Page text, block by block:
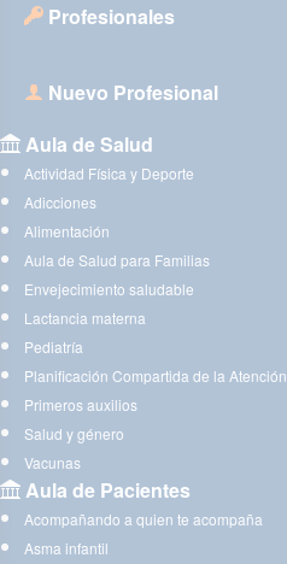
Profesionales
Nuevo Profesional
Aula de Salud
Actividad Física y Deporte
Adicciones
Alimentación
Aula de Salud para Familias
Envejecimiento saludable
Lactancia materna
Pediatría
Planificación Compartida de la Atención
Primeros auxilios
Salud y género
Vacunas
Aula de Pacientes
Acompañando a quien te acompaña
Asma infantil